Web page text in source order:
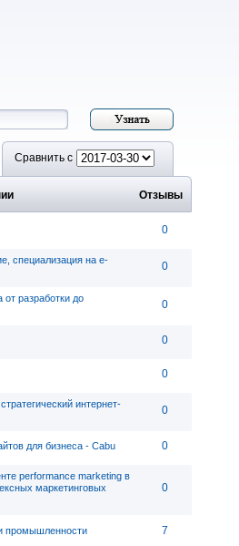
Сравнить с
Отзывы
0
специализация на e-
0
разработки до
0
0
0
интернет-
0
для бизнеса - Cabu 0
performance marketing в
маркетинговых
0
промышленности 7